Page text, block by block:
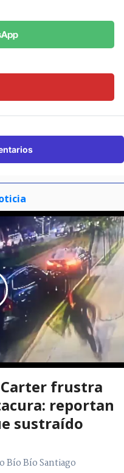
Carter frustra
reportan
sustraído
Bío Bío Santiago